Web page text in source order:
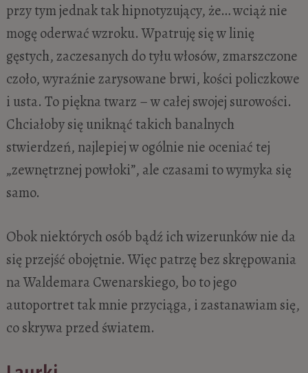
przy tym jednak tak hipnotyzujący, że… wciąż nie
mogę oderwać wzroku. Wpatruję się w linię
gęstych, zaczesanych do tyłu włosów, zmarszczone
czoło, wyraźnie zarysowane brwi, kości policzkowe
i usta. To piękna twarz – w całej swojej surowości.
Chciałoby się uniknąć takich banalnych
stwierdzeń, najlepiej w ogólnie nie oceniać tej
„zewnętrznej powłoki”, ale czasami to wymyka się
samo.
Obok niektórych osób bądź ich wizerunków nie da
się przejść obojętnie. Więc patrzę bez skrępowania
na Waldemara Cwenarskiego, bo to jego
autoportret tak mnie przyciąga, i zastanawiam się,
co skrywa przed światem.